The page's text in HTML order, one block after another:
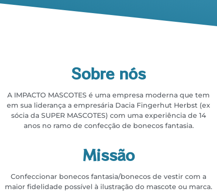
Sobre nós
A IMPACTO MASCOTES é uma empresa moderna que tem
em sua liderança a empresária Dacia Fingerhut Herbst (ex
sócia da SUPER MASCOTES) com uma experiência de 14
anos no ramo de confecção de bonecos fantasia.
Missão
Confeccionar bonecos fantasia/bonecos de vestir com a
maior fidelidade possível à ilustração do mascote ou marca.